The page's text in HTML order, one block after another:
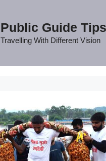
Public Guide Tips
Travelling With Different Vision